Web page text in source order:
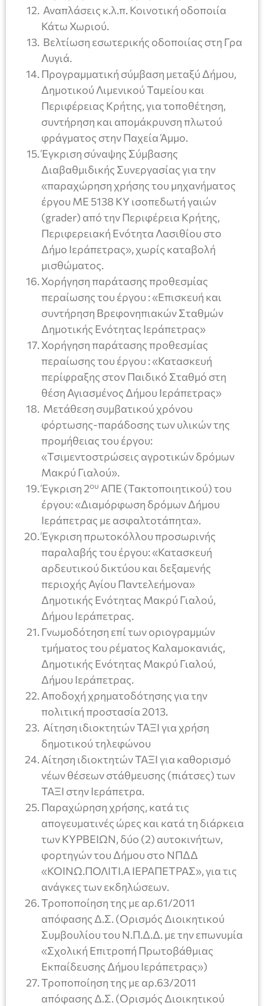
Αναπλάσεις κ.λ.π. Κοινοτική οδοποιία
Κάτω Χωριού.
Βελτίωση εσωτερικής οδοποιίας στη Γρα
Λυγιά.
Προγραμματική σύμβαση μεταξύ Δήμου,
Δημοτικού Λιμενικού Ταμείου και
Περιφέρειας Κρήτης, για τοποθέτηση,
συντήρηση και απομάκρυνση πλωτού
φράγματος στην Παχεία Άμμο.
Έγκριση σύναψης Σύμβασης
Διαβαθμιδικής Συνεργασίας για την
«παραχώρηση χρήσης του μηχανήματος
έργου ΜΕ 5138 ΚΥ ισοπεδωτή γαιών
(grader) από την Περιφέρεια Κρήτης,
Περιφερειακή Ενότητα Λασιθίου στο
Δήμο Ιεράπετρας», χωρίς καταβολή
μισθώματος.
Χορήγηση παράτασης προθεσμίας
περαίωσης του έργου : «Επισκευή και
συντήρηση Βρεφονηπιακών Σταθμών
Δημοτικής Ενότητας Ιεράπετρας»
Χορήγηση παράτασης προθεσμίας
περαίωσης του έργου : «Κατασκευή
περίφραξης στον Παιδικό Σταθμό στη
θέση Αγιασμένος Δήμου Ιεράπετρας»
Μετάθεση συμβατικού χρόνου
φόρτωσης-παράδοσης των υλικών της
προμήθειας του έργου:
«Τσιμεντοστρώσεις αγροτικών δρόμων
Μακρύ Γιαλού».
Έγκριση 2ου ΑΠΕ (Τακτοποιητικού) του
έργου: «Διαμόρφωση δρόμων Δήμου
Ιεράπετρας με ασφαλτοτάπητα».
Έγκριση πρωτοκόλλου προσωρινής
παραλαβής του έργου: «Κατασκευή
αρδευτικού δικτύου και δεξαμενής
περιοχής Αγίου Παντελεήμονα»
Δημοτικής Ενότητας Μακρύ Γιαλού,
Δήμου Ιεράπετρας.
Γνωμοδότηση επί των οριογραμμών
τμήματος του ρέματος Καλαμοκανιάς,
Δημοτικής Ενότητας Μακρύ Γιαλού,
Δήμου Ιεράπετρας.
Αποδοχή χρηματοδότησης για την
πολιτική προστασία 2013.
Αίτηση ιδιοκτητών ΤΑΞΙ για χρήση
δημοτικού τηλεφώνου
Αίτηση ιδιοκτητών ΤΑΞΙ για καθορισμό
νέων θέσεων στάθμευσης (πιάτσες) των
ΤΑΞΙ στην Ιεράπετρα.
Παραχώρηση χρήσης, κατά τις
απογευματινές ώρες και κατά τη διάρκεια
των ΚΥΡΒΕΙΩΝ, δύο (2) αυτοκινήτων,
φορτηγών του Δήμου στο ΝΠΔΔ
«ΚΟΙΝΩ.ΠΟΛΙΤΙ.Α ΙΕΡΑΠΕΤΡΑΣ», για τις
ανάγκες των εκδηλώσεων.
Τροποποίηση της με αρ.61/2011
απόφασης Δ.Σ. (Ορισμός Διοικητικού
Συμβουλίου του Ν.Π.Δ.Δ. με την επωνυμία
«Σχολική Επιτροπή Πρωτοβάθμιας
Εκπαίδευσης Δήμου Ιεράπετρας»)
Τροποποίηση της με αρ.63/2011
απόφασης Δ.Σ. (Ορισμός Διοικητικού